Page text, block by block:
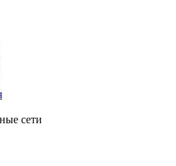
сети